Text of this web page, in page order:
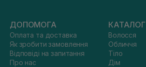
ДОПОМОГА
Оплата та доставка
Як зробити замовлення
Відповіді на запитання
Про нас
КАТАЛОГ
Волосся
Обличчя
Тіло
Дім